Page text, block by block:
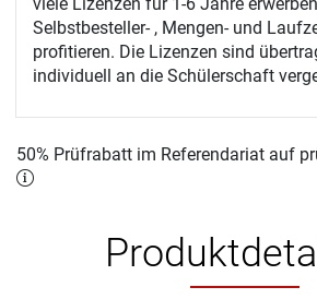
Selbstbesteller- , Mengen- und
profitieren. Die Lizenzen sind
individuell an die Schülerschaft
50% Prüfrabatt im Referendariat auf